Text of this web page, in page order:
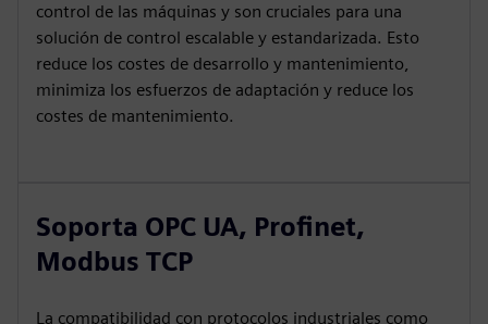
control de las máquinas y son cruciales para una
solución de control escalable y estandarizada. Esto
reduce los costes de desarrollo y mantenimiento,
minimiza los esfuerzos de adaptación y reduce los
costes de mantenimiento.
Soporta OPC UA, Profinet,
Modbus TCP
La compatibilidad con protocolos industriales como